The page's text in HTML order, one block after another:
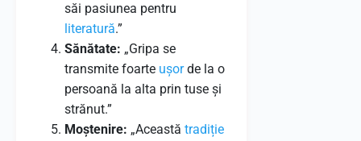
săi pasiunea pentru
literatură.”
Sănătate: „Gripa se
transmite foarte ușorde la o
persoană la alta prin tuse și
strănut.”
Moștenire: „Această tradiție